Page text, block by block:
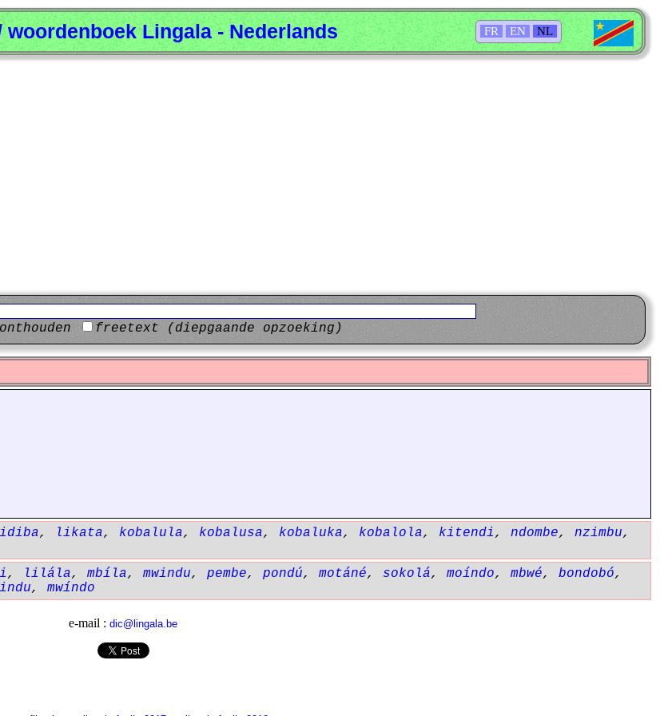
FR EN NL
woordenboek Lingala - Nederlands
freetext (diepgaande opzoeking)
, likata, kobalula, kobalusa, kobaluka, kobalola, kitendi, ndombe, nzimbu,
, lilála, mbíla, mwindu, pembe, pondú, motáné, sokolá, moíndo, mbwé, bondobó,
, mwíndo
e-mail : dic@lingala.be